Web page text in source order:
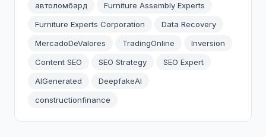
автоломбард
Furniture Assembly Experts
Furniture Experts Corporation
Data Recovery
MercadoDeValores
TradingOnline
Inversion
Content SEO
SEO Strategy
SEO Expert
AIGenerated
DeepfakeAI
constructionfinance